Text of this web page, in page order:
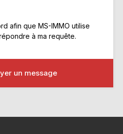
afin que MS-IMMO utilise
à ma requête.
un message